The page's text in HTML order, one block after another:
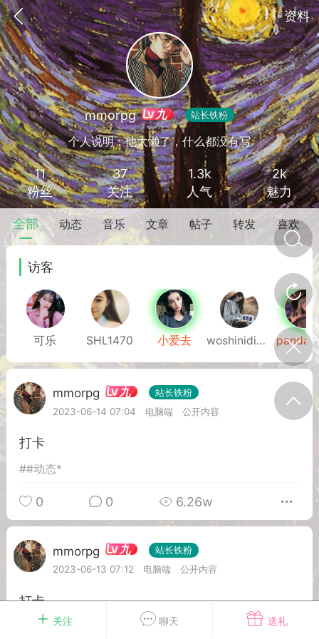
资料
金币/会员充值
我的宠物 摇钱树 匿名吐槽 挑战大比拼
每日打卡
04-08 13:11
告】不会解压&&网站帮助看这里&&
程&&VIP介绍
：由于采用了特殊的压缩方式，所以盗
压软件是无法解压本站压缩包的。 推荐
具电脑:好压 官方：
关注 聊天 送礼
mmorpg 九 站长铁粉
个人说明：他太懒了，什么都没有写
11
粉丝
37
关注
1.3k
人气
2k
魅力
全部 动态 音乐 文章 帖子 转发 喜欢
访客
可乐 SHL1470 小爱去 woshinidievv
mmorpg 九
站长铁粉
2023-06-14 07:04
电脑端 公开内容
打卡
##动态*
0 0 6.26w
mmorpg 九
站长铁粉
2023-06-13 07:12
电脑端 公开内容
打卡
#动态*